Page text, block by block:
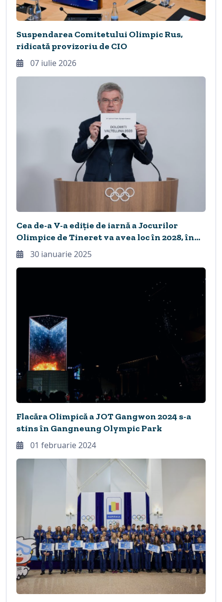
Suspendarea Comitetului Olimpic Rus,
ridicată provizoriu de CIO
07 iulie 2026
Cea de-a V-a ediție de iarnă a Jocurilor
Olimpice de Tineret va avea loc în 2028, în
Italia30 ianuarie 2025
Flacăra Olimpică a JOT Gangwon 2024 s-a
stins în Gangneung Olympic Park
01 februarie 2024